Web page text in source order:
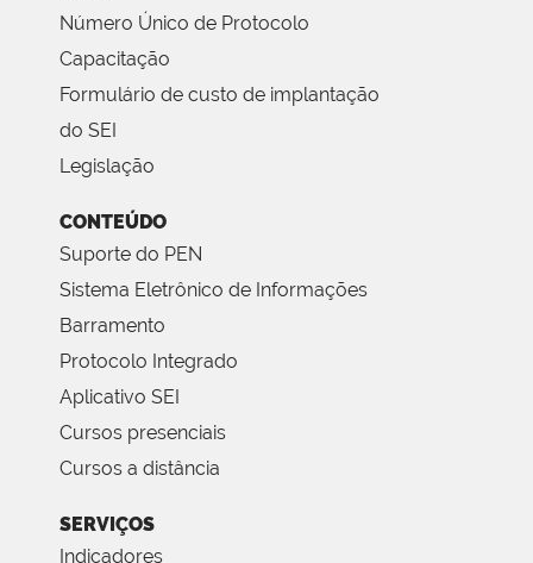
Número Único de Protocolo
Capacitação
Formulário de custo de implantação
do SEI
Legislação
CONTEÚDO
Suporte do PEN
Sistema Eletrônico de Informações
Barramento
Protocolo Integrado
Aplicativo SEI
Cursos presenciais
Cursos a distância
SERVIÇOS
Indicadores